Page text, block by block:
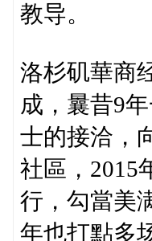
教导。
洛杉矶華商
成，曩昔9
士的接洽，
社區，2015
行，勾當美
年也打點多